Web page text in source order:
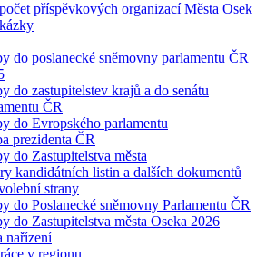
příspěvkových organizací Města Osek
do poslanecké sněmovny parlamentu ČR
do zastupitelstev krajů a do senátu
ČR
do Evropského parlamentu
prezidenta ČR
do Zastupitelstva města
kandidátních listin a dalších dokumentů
strany
do Poslanecké sněmovny Parlamentu ČR
do Zastupitelstva města Oseka 2026
nařízení
v regionu